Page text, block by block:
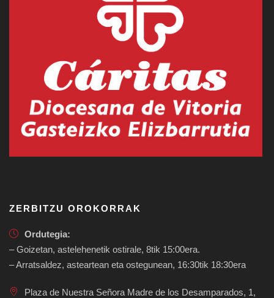
ZERBITZU OROKORRAK
Ordutegia:
– Goizetan, astelehenetik ostirale, 8tik 15:00era.
– Arratsaldez, asteartean eta ostegunean, 16:30tik 18:30era
Plaza de Nuestra Señora Madre de los Desamparados, 1,